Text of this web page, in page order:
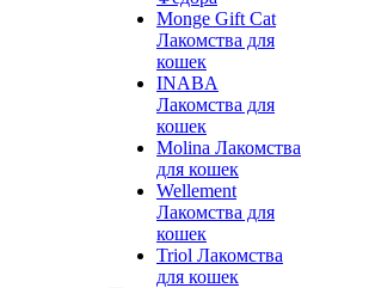
Monge Gift Cat
Лакомства для
кошек
INABA
Лакомства для
кошек
Molina Лакомства
для кошек
Wellement
Лакомства для
кошек
Triol Лакомства
для кошек